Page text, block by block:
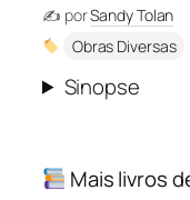
✍️ porSandy Tolan
Obras Diversas
Sinopse
Mais livros